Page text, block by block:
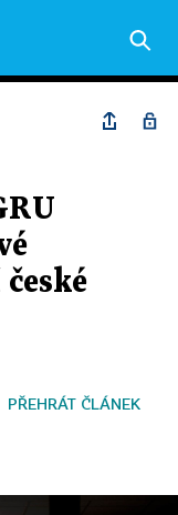
PŘEHRÁT ČLÁNEK